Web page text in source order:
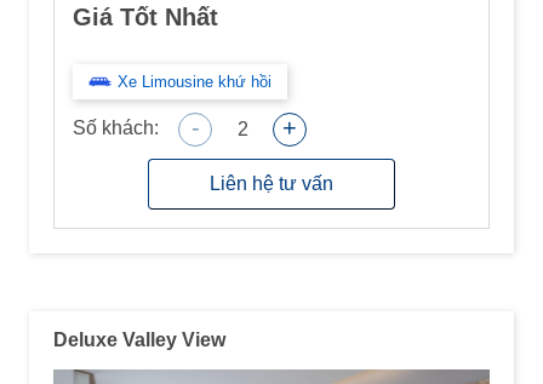
Giá Tốt Nhất
Xe Limousine khứ hồi
Số khách: - 2 +
Liên hệ tư vấn
Deluxe Valley View